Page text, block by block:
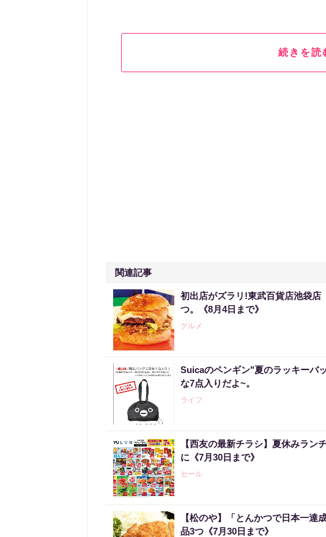
続きを読
関連記事
初出店がズラリ!東武百貨店池袋店
つ。《8月4日まで》
グルメ
Suicaのペンギン"夏のラッキーバ
な7点入りだよ~。
ライフ
【西友の最新チラシ】夏休みラン
に《7月30日まで》
セール
【松のや】「とんかつで日本一達
品3つ《7月30日まで》